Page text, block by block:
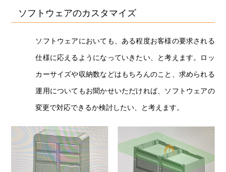
ソフトウェアのカスタマイズ
ソフトウェアにおいても、ある程度お客様の要求される
仕様に応えるようになっていきたい、と考えます。ロッ
カーサイズや収納数などはもちろんのこと、求められる
運用についてもお聞かせいただければ、ソフトウェアの
変更で対応できるか検討したい、と考えます。